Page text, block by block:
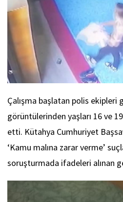
Çalışma başlatan polis ekipleri
görüntülerinden yaşları 16 ve
etti. Kütahya Cumhuriyet
‘Kamu malına zarar verme’
soruşturmada ifadeleri alınan